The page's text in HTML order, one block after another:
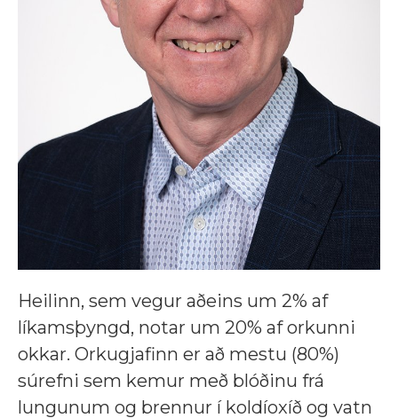
Heilinn, sem vegur aðeins um 2% af
líkamsþyngd, notar um 20% af orkunni
okkar. Orkugjafinn er að mestu (80%)
súrefni sem kemur með blóðinu frá
lungunum og brennur í koldíoxíð og vatn